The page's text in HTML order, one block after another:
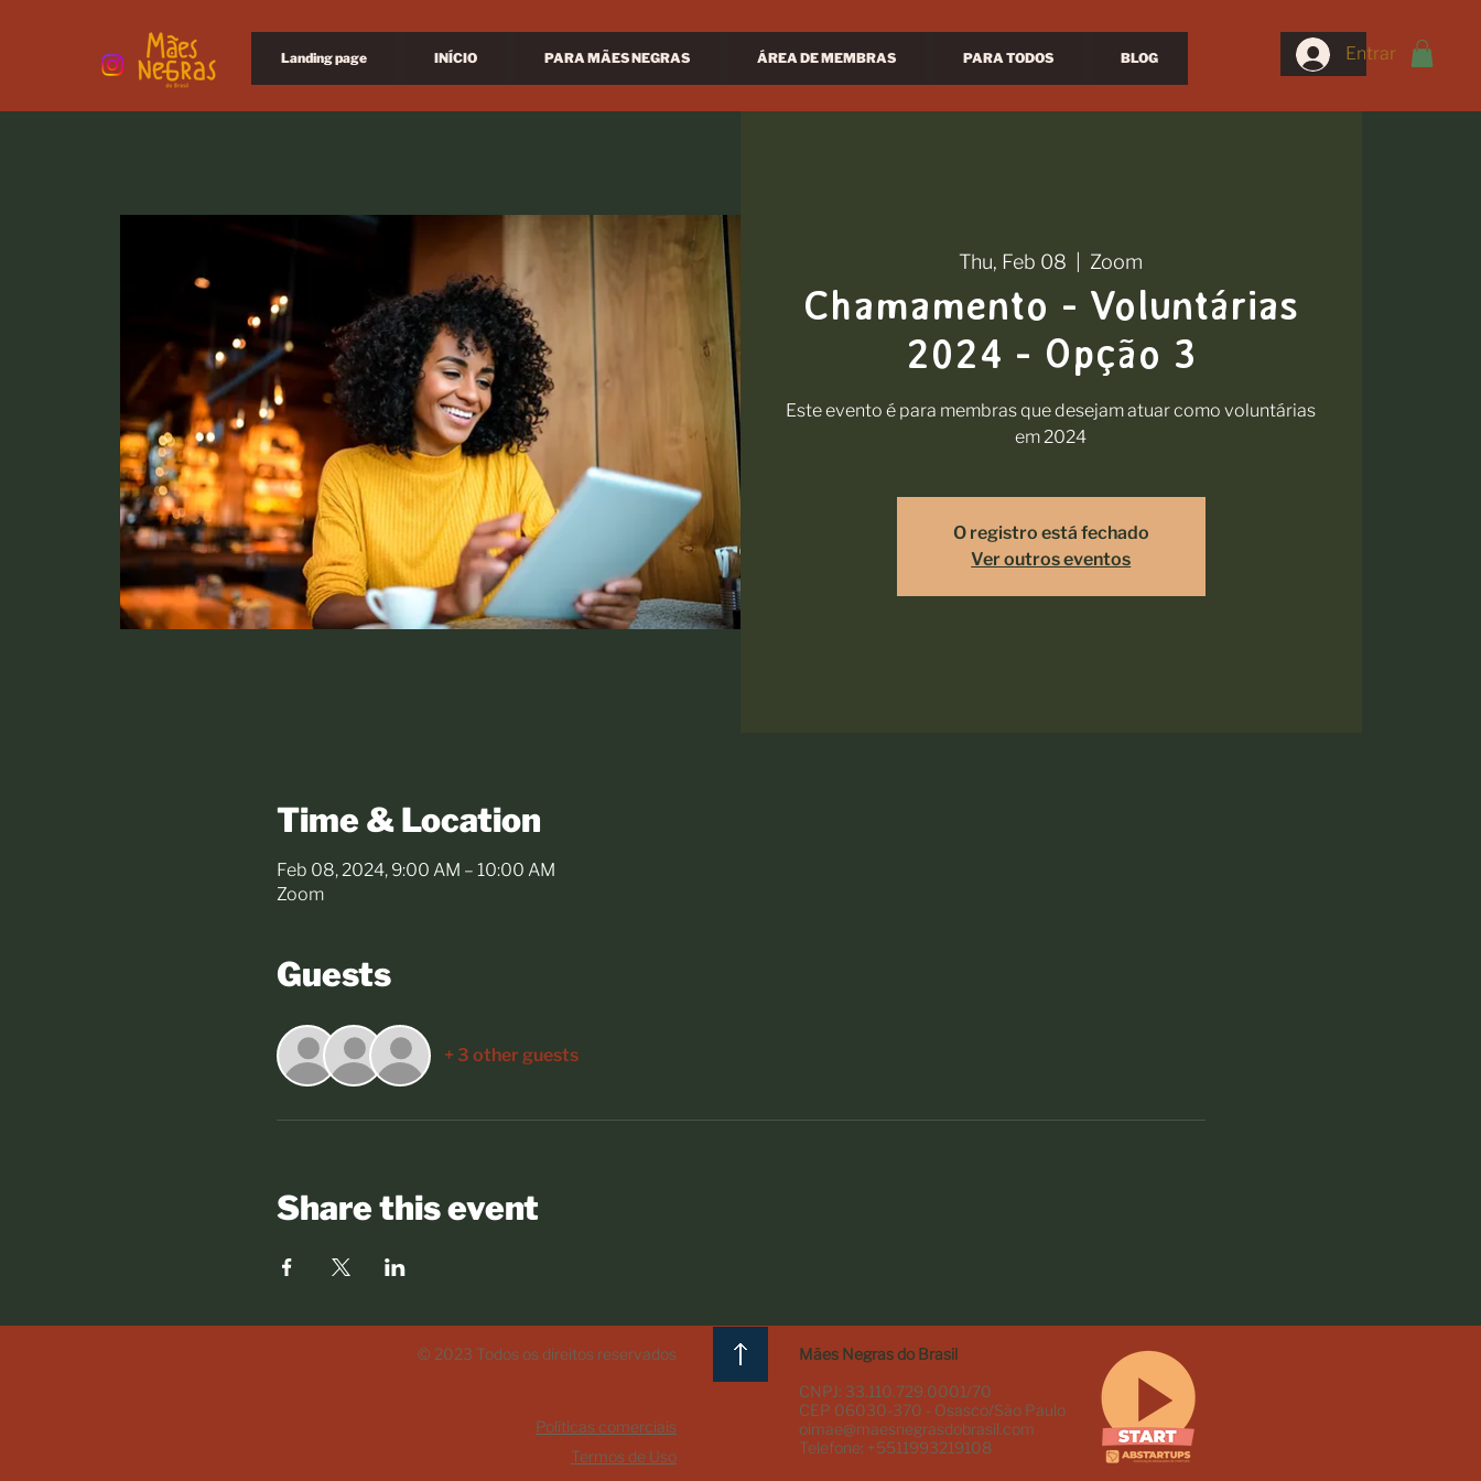
Landing page INÍCIO PARA MÃES NEGRAS ÁREA DE MEMBRAS PARA TODOS BLOG Entrar
Thu, Feb 08 Zoom
Chamamento - Voluntárias
2024 - Opção 3
Este evento é para membras que desejam atuar como voluntárias
em 2024
O registro está fechado
Ver outros eventos
Time & Location
Feb 08, 2024, 9:00 AM – 10:00 AM
Zoom
Guests
+ 3 other guests
Share this event
© 2023 Todos os direitos reservados
Políticas comerciais
Termos de Uso
Mães Negras do Brasil
CNPJ: 33.110.729.0001/70
CEP 06030-370 - Osasco/São Paulo
oimae@maesnegrasdobrasil.com
Telefone: +5511993219108